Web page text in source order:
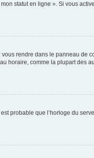
statut en ligne ». Si vous
rendre dans le panneau de
comme la plupart des
probable que l’horloge du